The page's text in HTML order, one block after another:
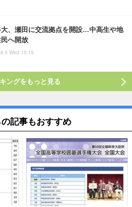
、瀬田に交流拠点を開設…中高生や地
へ開放
Wed 15:15
ングをもっと見る
の記事もおすすめ